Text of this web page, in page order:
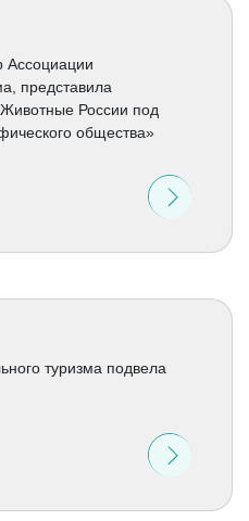
Ассоциации
представила
России под
общества»
туризма подвела